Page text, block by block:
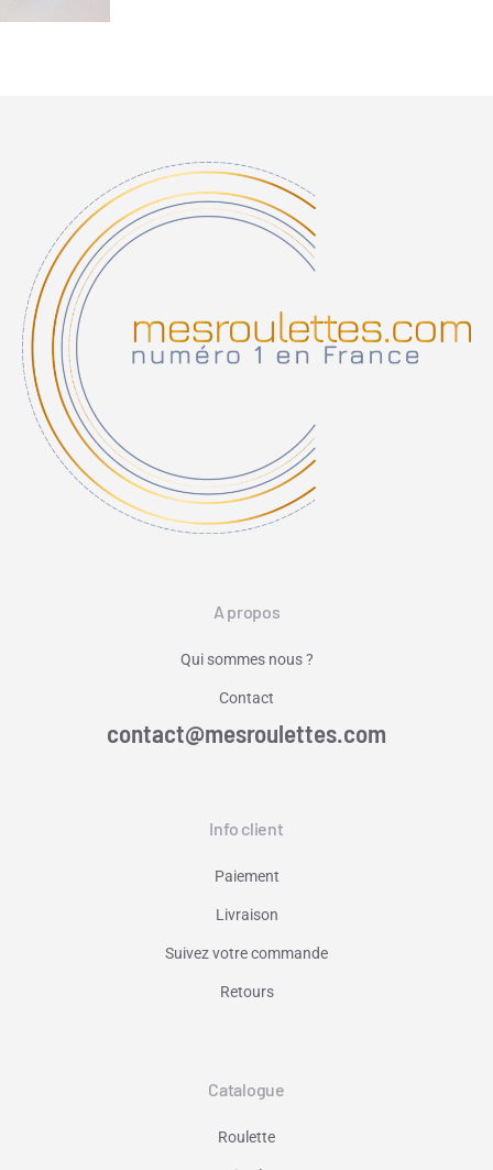
A propos
Qui sommes nous ?
Contact
contact@mesroulettes.com
Info client
Paiement
Livraison
Suivez votre commande
Retours
Catalogue
Roulette